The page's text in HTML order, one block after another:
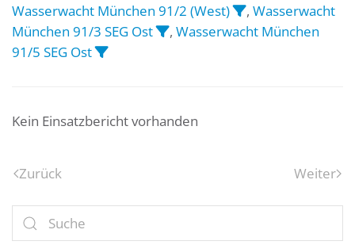
Wasserwacht München 91/2 (West)
, Wasserwacht
München 91/3 SEG Ost
, Wasserwacht München
91/5 SEG Ost
Kein Einsatzbericht vorhanden
Zurück Weiter